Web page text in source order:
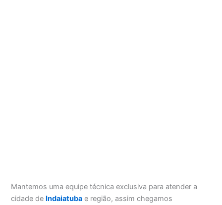
Mantemos uma equipe técnica exclusiva para atender a
cidade de Indaiatuba e região, assim chegamos